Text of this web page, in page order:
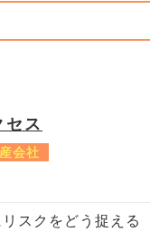
直接連絡は行きま
。その場合、契約
ったり、勝手に家
セス
会社
スクをどう捉える